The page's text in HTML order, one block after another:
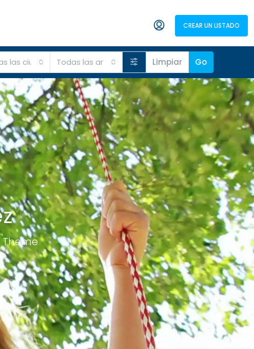
CREAR UN LISTADO
las ciudadesTodas las areas Limpiar Go
Theme